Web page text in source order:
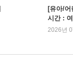
[유아/
시간 :
2026년